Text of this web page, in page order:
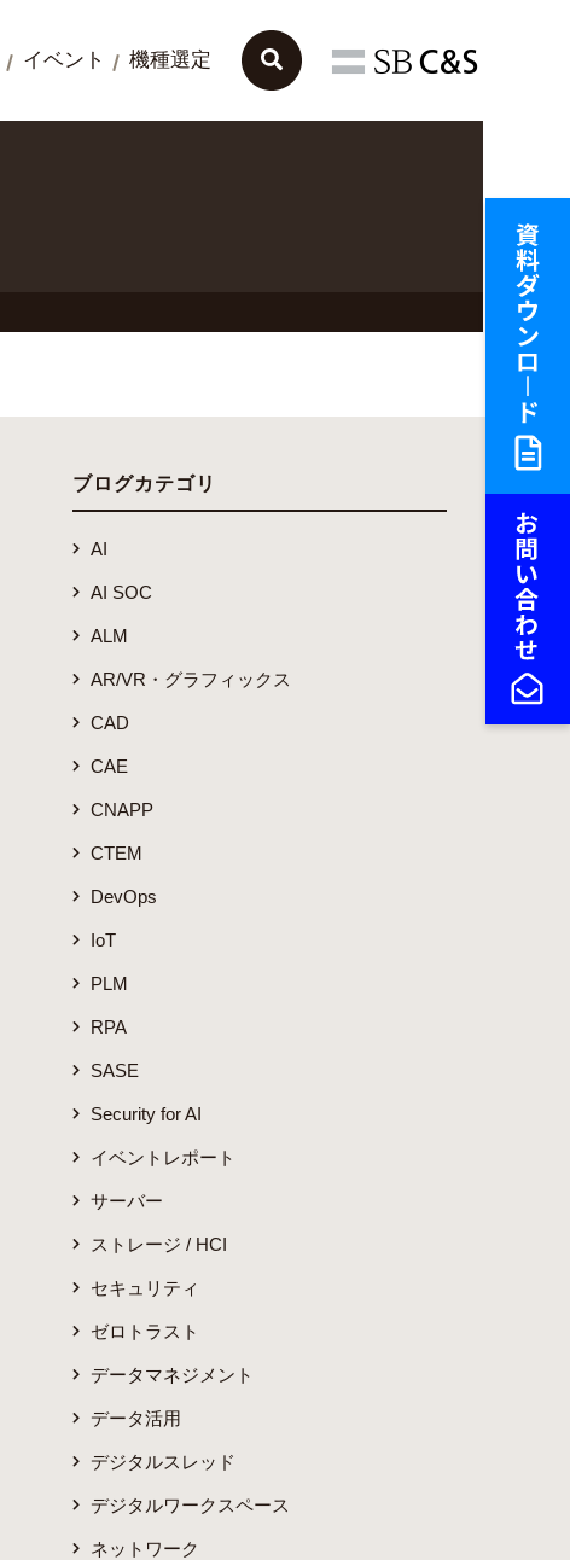
イベント 機種選定
ブログカテゴリ
AI
AI SOC
ALM
AR/VR・グラフィックス
CAD
CAE
CNAPP
CTEM
DevOps
IoT
PLM
RPA
SASE
Security for AI
イベントレポート
サーバー
ストレージ / HCI
セキュリティ
ゼロトラスト
データマネジメント
データ活用
デジタルスレッド
デジタルワークスペース
ネットワーク